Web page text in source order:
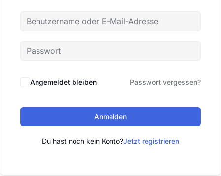
Angemeldet bleiben Passwort vergessen?
Anmelden
Du hast noch kein Konto?Jetzt registrieren